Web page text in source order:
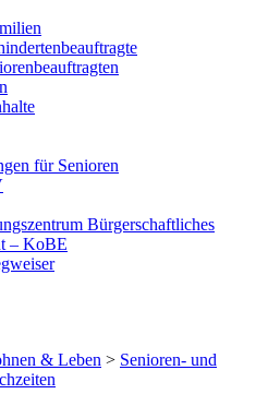
für Senioren
Bürgerschaftliches
– KoBE
& Leben > Senioren- und